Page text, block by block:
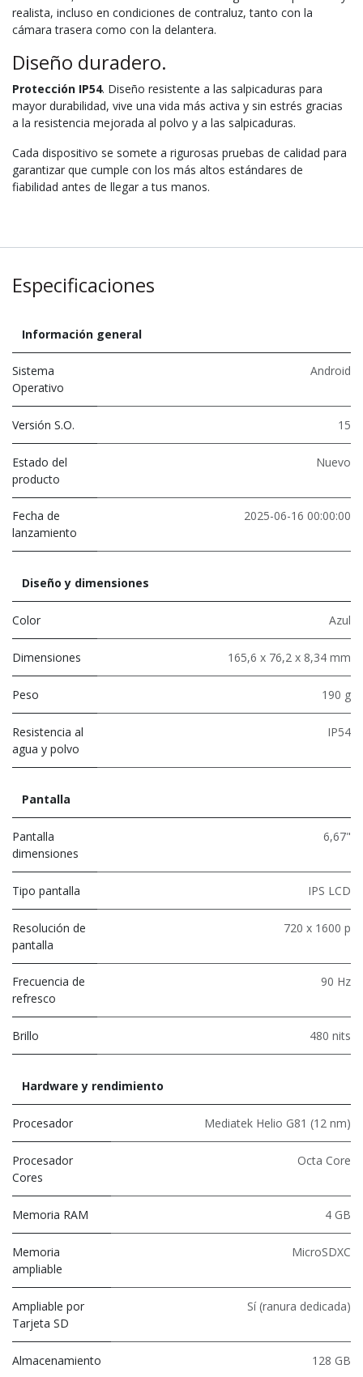
realista, incluso en condiciones de contraluz, tanto con la
cámara trasera como con la delantera.
Diseño duradero.
Protección IP54. Diseño resistente a las salpicaduras para
mayor durabilidad, vive una vida más activa y sin estrés gracias
a la resistencia mejorada al polvo y a las salpicaduras.
Cada dispositivo se somete a rigurosas pruebas de calidad para
garantizar que cumple con los más altos estándares de
fiabilidad antes de llegar a tus manos.
Especificaciones
Información general
Sistema
Operativo
Android
Versión S.O. 15
Estado del
producto
Nuevo
Fecha de
lanzamiento
2025-06-16 00:00:00
Diseño y dimensiones
Color Azul
Dimensiones 165,6 x 76,2 x 8,34 mm
Peso 190 g
Resistencia al
agua y polvo
IP54
Pantalla
Pantalla
dimensiones
6,67"
Tipo pantalla IPS LCD
Resolución de
pantalla
720 x 1600 p
Frecuencia de
refresco
90 Hz
Brillo 480 nits
Hardware y rendimiento
Procesador Mediatek Helio G81 (12 nm)
Procesador
Cores
Octa Core
Memoria RAM 4 GB
Memoria
ampliable
MicroSDXC
Ampliable por
Tarjeta SD
Sí (ranura dedicada)
Almacenamiento 128 GB